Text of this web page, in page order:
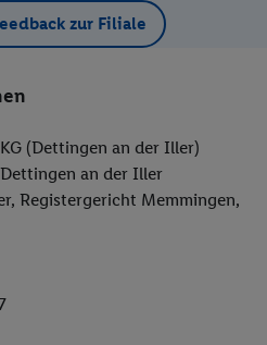
zur Filiale
(Dettingen an der Iller)
an der Iller
Registergericht Memmingen,